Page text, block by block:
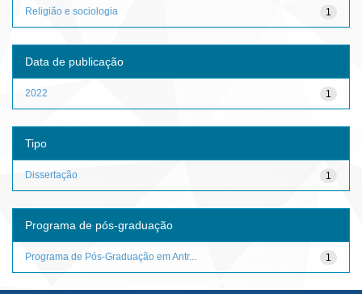
1
Religião e sociologia
Data de publicação
1
2022
Tipo
1
Dissertação
Programa de pós-graduação
1
Programa de Pós-Graduação em Antr...